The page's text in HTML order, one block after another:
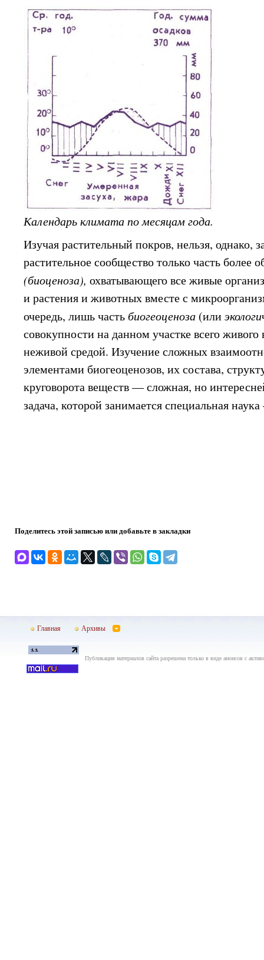
Календарь климата по месяцам года.
Изучая растительный покров, нельзя, однако,
растительное сообщество только часть более
(биоценоза),охватывающего все живые
и растения и животных вместе с
очередь, лишь частьбиогеоценоза (или
совокупности на данном участке всего
неживой средой. Изучение сложных
элементами биогеоценозов, их состава,
круговорота веществ — сложная, но
задача, которой занимается специальная
Поделитесь этой записью или добавьте в закладки
Главная Архивы
Публикация материалов сайта разрешена только в виде анонсов с